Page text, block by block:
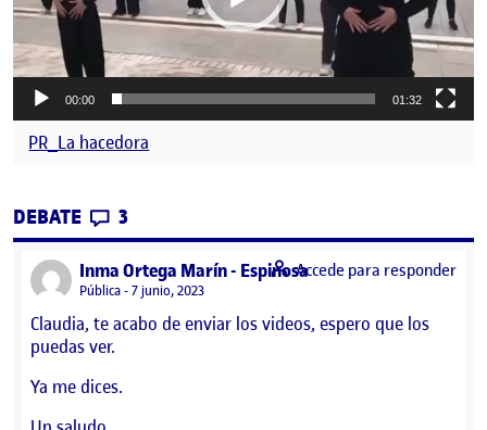
00:00 01:32
PR_La hacedora
DEBATE CONTRIBUTIONS
3EN VIDEOS ENSAYO PERFORMANCE
Inma Ortega Marín - Espinosasays:
Visibilidad:
Pública 7 junio, 2023
Claudia, te acabo de enviar los videos, espero que los
puedas ver.
Ya me dices.
Accede para responder